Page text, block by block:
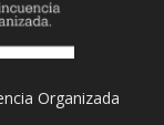
Organizada